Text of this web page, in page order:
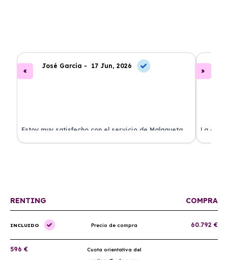
José García - 17 Jun, 2026
Estoy muy satisfecho con el servicio de Malagueta
Renting. El coche llegó en perfectas condiciones y el
La
ha
RENTING COMPRA
INCLUIDO Precio de compra 60.792 €
596 €
Cuota orientativa del